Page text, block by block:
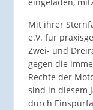
eingeladen,
Mit ihrer
e.V. für
Zwei- und
gegen die
Rechte der
sind in diesem
durch